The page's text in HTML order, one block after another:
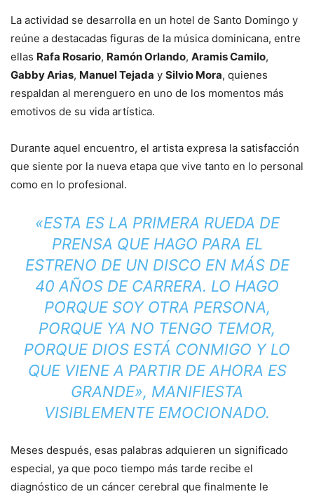
La actividad se desarrolla en un hotel de Santo Domingo y
reúne a destacadas figuras de la música dominicana, entre
ellas Rafa Rosario, Ramón Orlando, Aramis Camilo,
Gabby Arias, Manuel Tejada y Silvio Mora, quienes
respaldan al merenguero en uno de los momentos más
emotivos de su vida artística.
Durante aquel encuentro, el artista expresa la satisfacción
que siente por la nueva etapa que vive tanto en lo personal
como en lo profesional.
«ESTA ES LA PRIMERA RUEDA DE
PRENSA QUE HAGO PARA EL
ESTRENO DE UN DISCO EN MÁS DE
40 AÑOS DE CARRERA. LO HAGO
PORQUE SOY OTRA PERSONA,
PORQUE YA NO TENGO TEMOR,
PORQUE DIOS ESTÁ CONMIGO Y LO
QUE VIENE A PARTIR DE AHORA ES
GRANDE», MANIFIESTA
VISIBLEMENTE EMOCIONADO.
Meses después, esas palabras adquieren un significado
especial, ya que poco tiempo más tarde recibe el
diagnóstico de un cáncer cerebral que finalmente le